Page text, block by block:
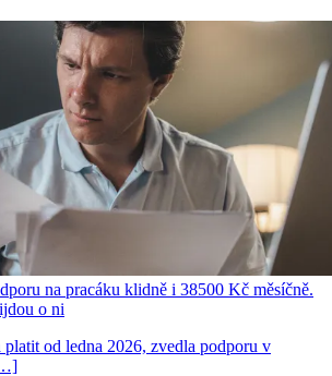
na pracáku klidně i 38500 Kč měsíčně.
o ni
platit od ledna 2026, zvedla podporu v